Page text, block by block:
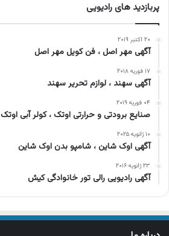
پربازدید های رادیویی
۲۰ اکتبر ۲۰۱۹
آگهی مهر اصل ، فن کویل مهر اصل
۱۷ فوریه ۲۰۱۸
آگهی سهند ، لوازم تحریر سهند
۰۴ فوریه ۲۰۱۹
صنایع برودتی و حرارتی اوتک ، کولر آبی اوتک
۱۰ ژانویه ۲۰۲۵
آگهی اوک شاین ، شامپو بدن اوک شاین
۲۳ ژانویه ۲۰۱۶
آگهی رادیویی رالی تور خانوادگی کیش